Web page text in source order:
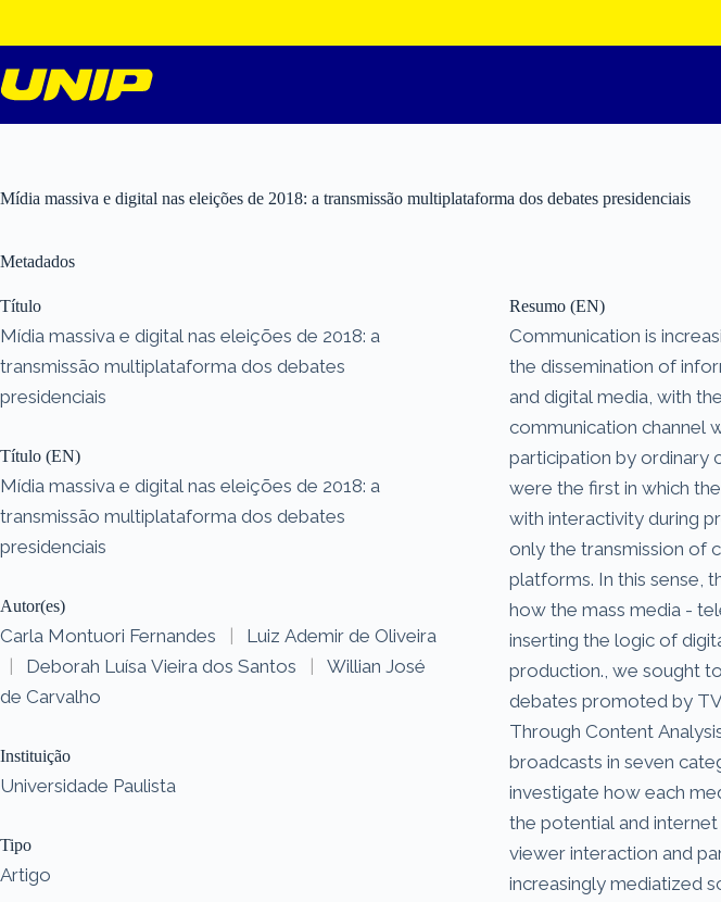
o
conteúdo
Mídia massiva e digital nas eleições de 2018: a transmissão multiplataforma dos debates presidenciais
Metadados
Título
Mídia massiva e digital nas eleições de 2018: a
transmissão multiplataforma dos debates
presidenciais
Título (EN)
Mídia massiva e digital nas eleições de 2018: a
transmissão multiplataforma dos debates
presidenciais
Autor(es)
Carla Montuori Fernandes |
Luiz Ademir de Oliveira
|
Deborah Luísa Vieira dos Santos |
Willian José
de Carvalho
Instituição
Universidade Paulista
Tipo
Artigo
Resumo (EN)
Communication is
the dissemination of
and digital media, with
communication channel
participation by ordinary
were the first in which
with interactivity during
only the transmission of
platforms. In this sense,
how the mass media -
inserting the logic of
production., we sought
debates promoted by
Through Content
broadcasts in seven
investigate how each
the potential and
viewer interaction and
increasingly mediatized